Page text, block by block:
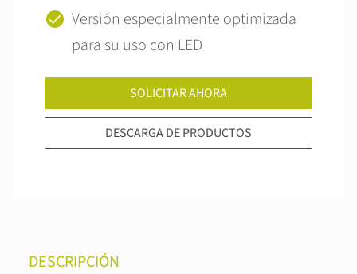
Versión especialmente optimizada
para su uso con LED
SOLICITAR AHORA
DESCARGA DE PRODUCTOS
DESCRIPCIÓN